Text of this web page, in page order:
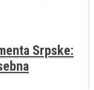
Srpske: